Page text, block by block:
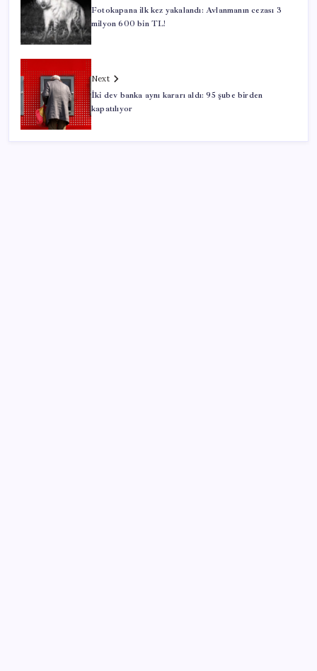
Fotokapana ilk kez yakalandı: Avlanmanın cezası 3
milyon 600 bin TL!
Next
İki dev banka aynı kararı aldı: 95 şube birden
kapatılıyor